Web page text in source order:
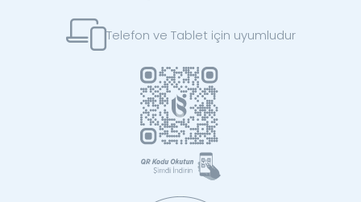
Telefon ve Tablet için uyumludur